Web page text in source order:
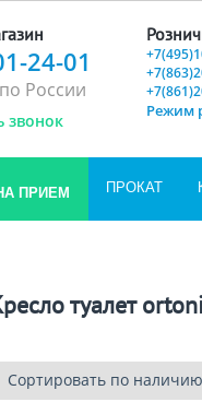
24-01
России
звонок Режим
ПРИЕМ ПРОКАТ
туалет
Сортировать по